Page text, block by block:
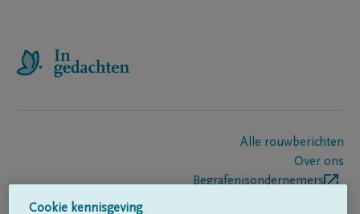
Alle rouwberichten
Over ons
Begrafenisondernemers
Cookie kennisgeving